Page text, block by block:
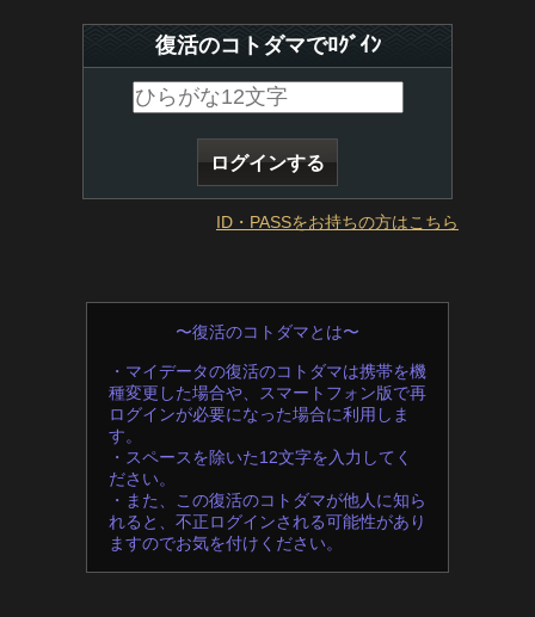
復活のコトダマでﾛｸﾞｲﾝ
ID・PASSをお持ちの方はこちら
〜復活のコトダマとは〜
・マイデータの復活のコトダマは携帯を機
種変更した場合や、スマートフォン版で再
ログインが必要になった場合に利用しま
す。
・スペースを除いた12文字を入力してく
ださい。
・また、この復活のコトダマが他人に知ら
れると、不正ログインされる可能性があり
ますのでお気を付けください。